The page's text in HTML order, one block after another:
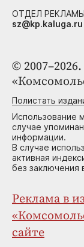
©
Полистать
Использование
случае
информации.
В случае
активная
без заключения
Реклама в
сайте
ОТДЕЛ
sz@kp.kaluga.ru